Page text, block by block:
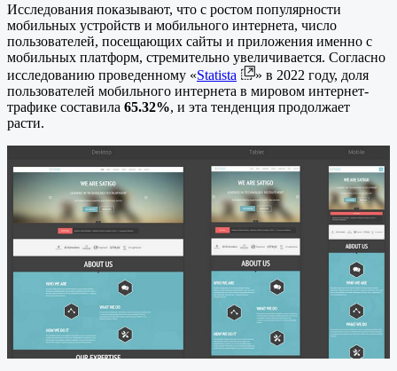
Исследования показывают, что с ростом популярности
мобильных устройств и мобильного интернета, число
пользователей, посещающих сайты и приложения именно с
мобильных платформ, стремительно увеличивается. Согласно
исследованию проведенному «Statista
» в 2022 году, доля
пользователей мобильного интернета в мировом интернет-
трафике составила 65.32%, и эта тенденция продолжает
расти.